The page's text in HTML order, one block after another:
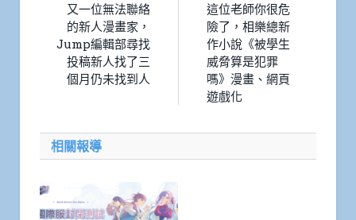
又一位無法聯絡
的新人漫畫家，
Jump編輯部尋找
投稿新人找了三
個月仍未找到人
這位老師你很危
險了，相樂總新
作小說《被學生
威脅算是犯罪
嗎》漫畫、網頁
遊戲化
相關報導